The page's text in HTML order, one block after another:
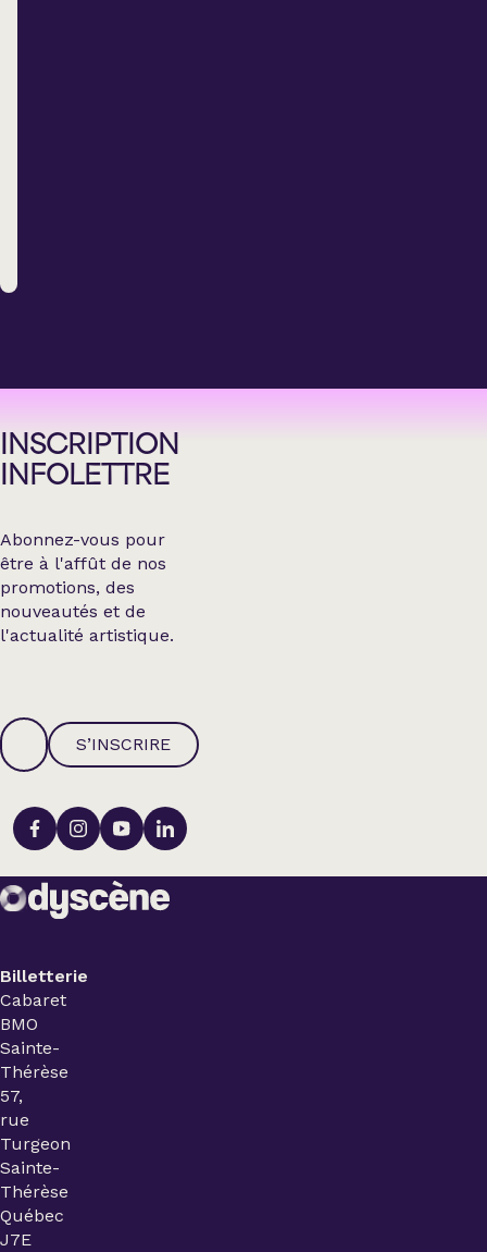
INSCRIPTION
INFOLETTRE
Abonnez-vous pour
être à l'affût de nos
promotions, des
nouveautés et de
l'actualité artistique.
S’INSCRIRE
Billetterie
Cabaret
BMO
Sainte-
Thérèse
57,
rue
Turgeon
Sainte-
Thérèse
Québec
J7E